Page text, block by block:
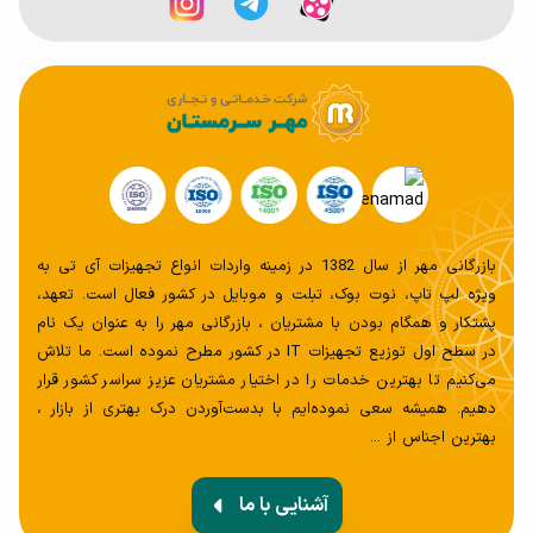
پورت ها و اتصالات
برای کسانی که به بازی های گروهی یا آنلاین علاقه دارند، وجود
پورت های اتصال به شبکه یا قابلیت های ارتباط با اینترنت بسیار
کاملی از انواع پورت ها را قرار داده است که شما می توانید ضمن
برقراری ارتباط با گیمرهای دیگر وسایل متنوعی را که لذت بازی را
چند برابر می کنند نیز به آن اضافه کنید. به منظور اتصال به
اینترنت می توانید از آخرین نسخه وای فای که بر روی این
اتصال بی سیم به دیگران را برای شما فراهم کرده است.
علاوه بر این ها وجود یک درگاه اتصال اترنت به شما امکان
بازرگانی مهر از سال 1382 در زمینه واردات انواع تجهیزات آی تی به
ویژه لپ تاپ، نوت بوک، تبلت و موبایل در کشور فعال است. تعهد،
پشتکار و همگام بودن با مشتریان ، بازرگانی مهر را به عنوان یک نام
در سطح اول توزیع تجهیزات IT در کشور مطرح نموده است. ما تلاش
می‌کنیم تا بهترین خدمات را در اختیار مشتریان عزیز سراسر کشور قرار
دهیم. همیشه سعی‌ نموده‌ایم با بدست‌آوردن درک بهتری از بازار ،
بهترین اجناس از ...
آشنایی با ما